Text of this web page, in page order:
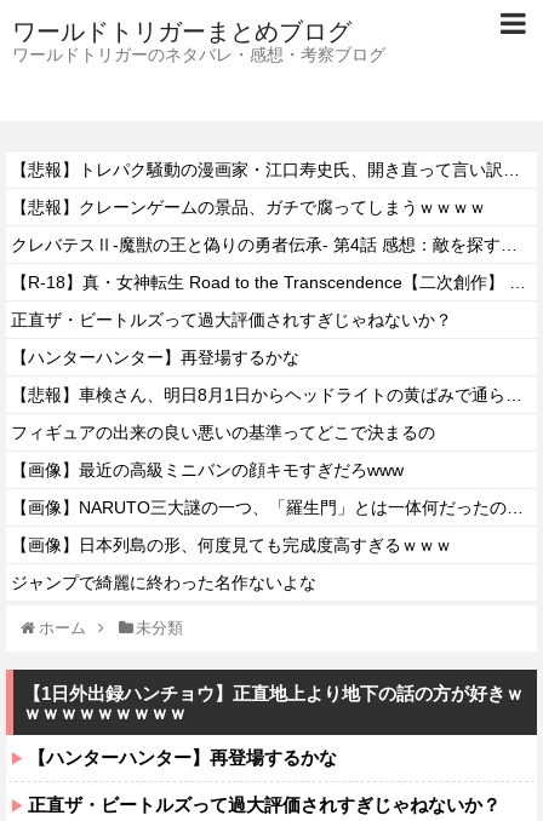
ワールドトリガーまとめブログ
ワールドトリガーのネタバレ・感想・考察ブログ
【悲報】クレーンゲームの景品、ガチで腐ってしまうｗｗｗｗ
正直ザ・ビートルズって過大評価されすぎじゃねないか？
【ハンターハンター】再登場するかな
フィギュアの出来の良い悪いの基準ってどこで決まるの
【画像】最近の高級ミニバンの顔キモすぎだろwww
【画像】日本列島の形、何度見ても完成度高すぎるｗｗｗ
ジャンプで綺麗に終わった名作ないよな
ホーム 未分類
【1日外出録ハンチョウ】正直地上より地下の話の方が好きｗ
ｗｗｗｗｗｗｗｗｗ
【ハンターハンター】再登場するかな
正直ザ・ビートルズって過大評価されすぎじゃねないか？